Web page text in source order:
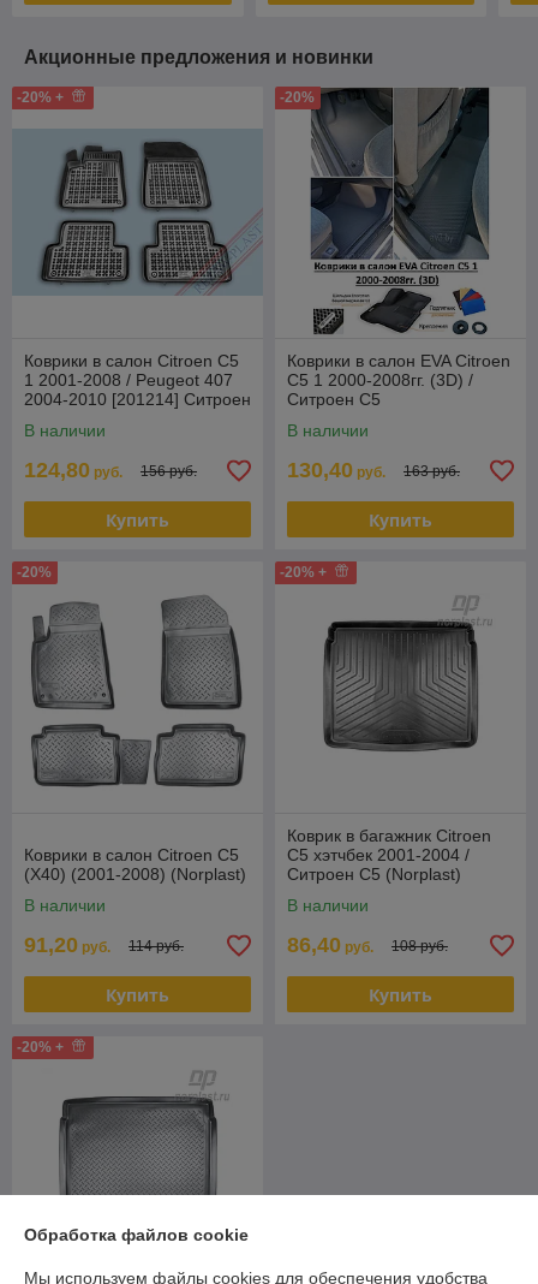
Акционные предложения и новинки
-20% +
Коврики в салон Citroen C5
1 2001-2008 / Peugeot 407
2004-2010 [201214] Ситроен
В наличии
124,80 руб. 156 руб.
Купить
-20%
Коврики в салон EVA Citroen
C5 1 2000-2008гг. (3D) /
Ситроен С5
В наличии
130,40 руб. 163 руб.
Купить
-20%
Коврики в салон Citroen C5
(X40) (2001-2008) (Norplast)
В наличии
91,20 руб. 114 руб.
Купить
-20% +
Коврик в багажник Citroen
C5 хэтчбек 2001-2004 /
Ситроен С5 (Norplast)
В наличии
86,40 руб. 108 руб.
Купить
-20% +
Обработка файлов cookie
Мы используем файлы cookies для обеспечения удобства